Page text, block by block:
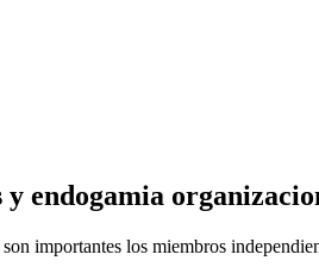
endogamia
importantes los miembros